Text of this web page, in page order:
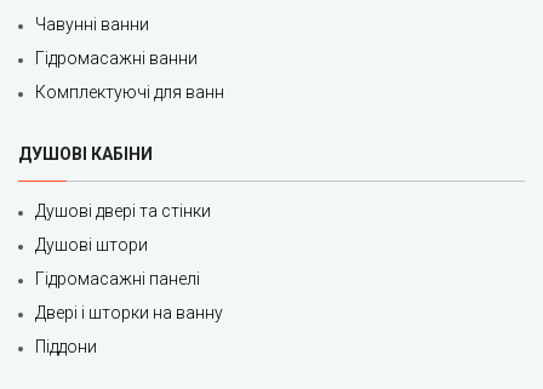
Чавунні ванни
Гідромасажні ванни
Комплектуючі для ванн
ДУШОВІ КАБІНИ
Душові двері та стінки
Душові штори
Гідромасажні панелі
Двері і шторки на ванну
Піддони